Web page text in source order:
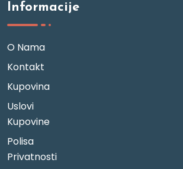
Informacije
O Nama
Kontakt
Kupovina
Uslovi
Kupovine
Polisa
Privatnosti